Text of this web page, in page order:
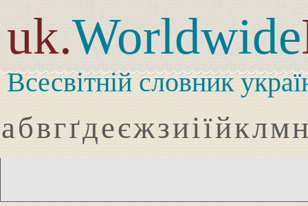
uk.Worldwide
Всесвітній словник
абвгґдеєжзиіїйклмн